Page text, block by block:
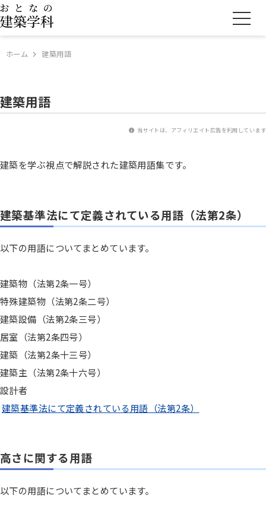
ホーム 建築用語
建築用語
当サイトは、アフィリエイト広告を利用しています
建築を学ぶ視点で解説された建築用語集です。
建築基準法にて定義されている用語（法第2条）
以下の用語についてまとめています。
建築物（法第2条一号）
特殊建築物（法第2条二号）
建築設備（法第2条三号）
居室（法第2条四号）
建築（法第2条十三号）
建築主（法第2条十六号）
設計者
建築基準法にて定義されている用語（法第2条）
高さに関する用語
以下の用語についてまとめています。